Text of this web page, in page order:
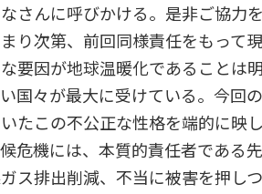
さんに呼びかける。是非ご協力
り次第、前回同様責任をもって
要因が地球温暖化であることは
国々が最大に受けている。今回
たこの不公正な性格を端的に映し
危機には、本質的責任者である先
ス排出削減、不当に被害を押し